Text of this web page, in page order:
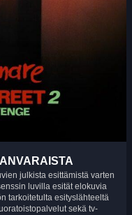
julkista esittämistä varten
luvilla esität elokuvia
tarkoitetulta esityslähteeltä
sekä tv-